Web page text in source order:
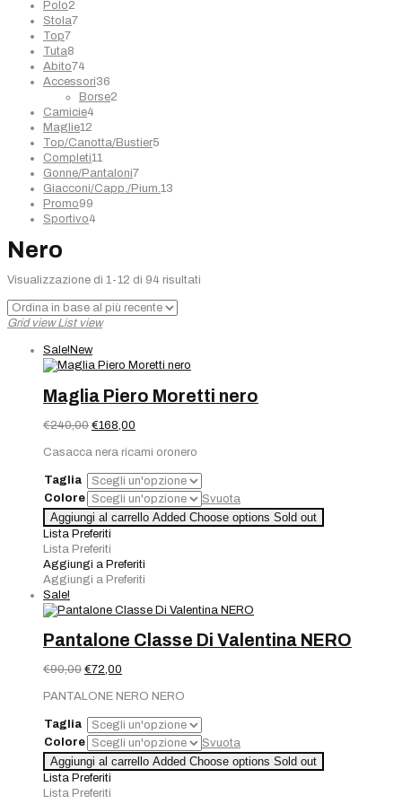
Polo2
prodotti
Stola77
Top77
prodotti
Tuta8
prodotti
Abito74
prodotti
Accessori36
prodotti
Borse2
Camicie4
Maglie12
prodotti
Top/Canotta/Bustier5
Completi11
prodotti
Gonne/Pantaloni77
prodotti
Giacconi/Capp./Pium. 13
Promo99
prodotti
Sportivo4
Nero
Visualizzazione di 1-12 di 94 risultati
Grid view List view
Sale! New
Maglia Piero Moretti nero
€240,00 Il
originale
€240,00.
€168,00
attuale
€168,00.
Casacca nera ricami oronero
Taglia
Colore
Svuota
Aggiungi al carrello Added Choose options Sold out
Lista Preferiti
Lista Preferiti
Aggiungi a Preferiti
Aggiungi a Preferiti
Sale!
Pantalone Classe Di Valentina NERO
€90,00 Il
originale
era:
€90,00.
€72,00
attuale
è:
€72,00.
PANTALONE NERO NERO
Taglia
Colore
Svuota
Aggiungi al carrello Added Choose options Sold out
Lista Preferiti
Lista Preferiti